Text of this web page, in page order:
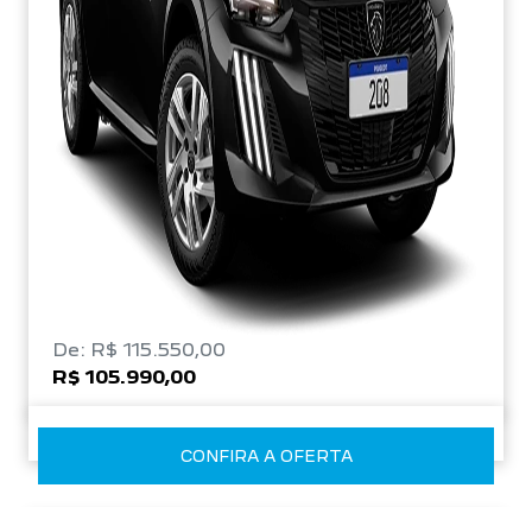
De: R$ 115.550,00
R$ 105.990,00
CONFIRA A OFERTA